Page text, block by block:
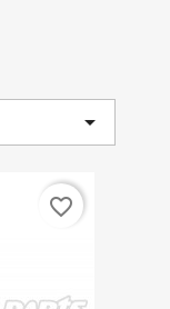

favorite_border